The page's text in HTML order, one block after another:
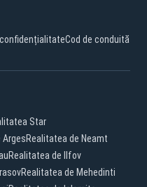
Cod de conduită
Star
ArgesRealitatea de Neamt
Realitatea de Ilfov
Realitatea de Mehedinti